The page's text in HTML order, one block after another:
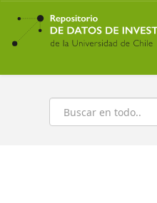
Ir
contenido
principal
Buscar